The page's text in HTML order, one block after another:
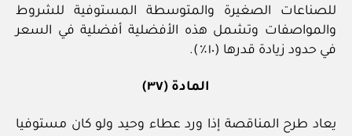
للصناعات الصغيرة والمتوسطة المستوفية للشروط
والمواصفات وتشمل هذه الأفضلية أفضلية في السعر
في حدود زيادة قدرها (١٠٪).
المادة (٣٧)
يعاد طرح المناقصة إذا ورد عطاء وحيد ولو كان مستوفيا